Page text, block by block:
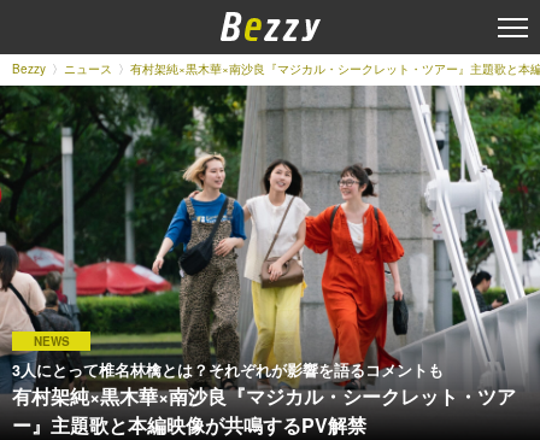
Bezzy ニュース 有村架純×黒木華×南沙良『マジカル・シークレット・ツアー』主題歌と本
NEWS
3人にとって椎名林檎とは？それぞれが影響を語るコメントも
有村架純×黒木華×南沙良『マジカル・シークレット・ツア
ー』主題歌と本編映像が共鳴するPV解禁